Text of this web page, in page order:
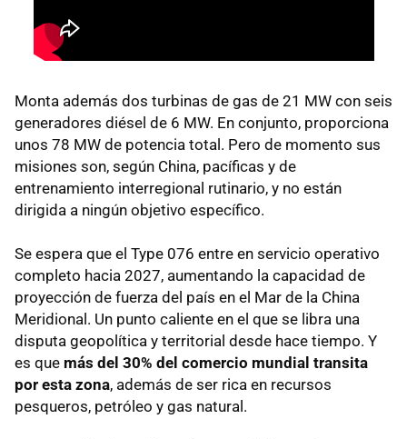
Monta además dos turbinas de gas de 21 MW con seis
generadores diésel de 6 MW. En conjunto, proporciona
unos 78 MW de potencia total. Pero de momento sus
misiones son, según China, pacíficas y de
entrenamiento interregional rutinario, y no están
dirigida a ningún objetivo específico.
Se espera que el Type 076 entre en servicio operativo
completo hacia 2027, aumentando la capacidad de
proyección de fuerza del país en el Mar de la China
Meridional. Un punto caliente en el que se libra una
disputa geopolítica y territorial desde hace tiempo. Y
es que más del 30% del comercio mundial transita
por esta zona, además de ser rica en recursos
pesqueros, petróleo y gas natural.